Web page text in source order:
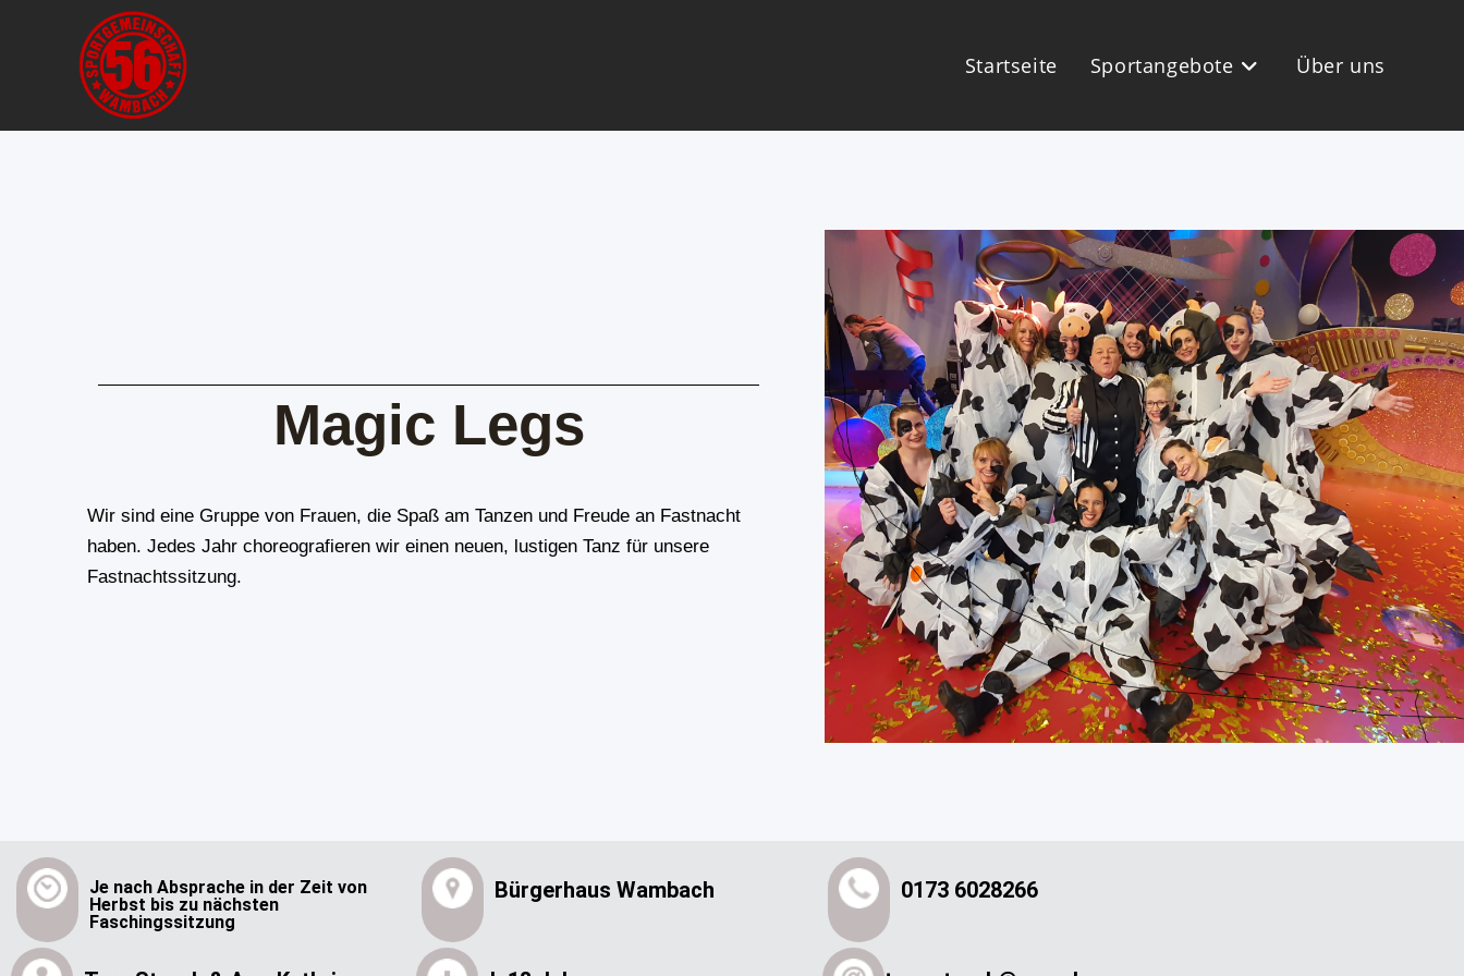
Startseite Sportangebote Über uns
Magic Legs
Wir sind eine Gruppe von Frauen, die Spaß am Tanzen und Freude an Fastnacht
haben. Jedes Jahr choreografieren wir einen neuen, lustigen Tanz für unsere
Fastnachtssitzung.
Je nach Absprache in der Zeit von
Herbst bis zu nächsten
Faschingssitzung
Bürgerhaus Wambach 0173 6028266